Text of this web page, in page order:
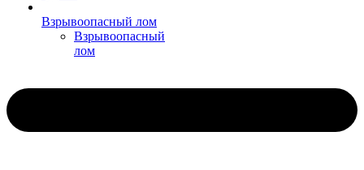
Взрывоопасный лом
Взрывоопасный
лом